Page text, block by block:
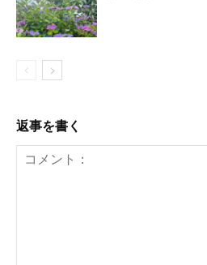
返事を書く